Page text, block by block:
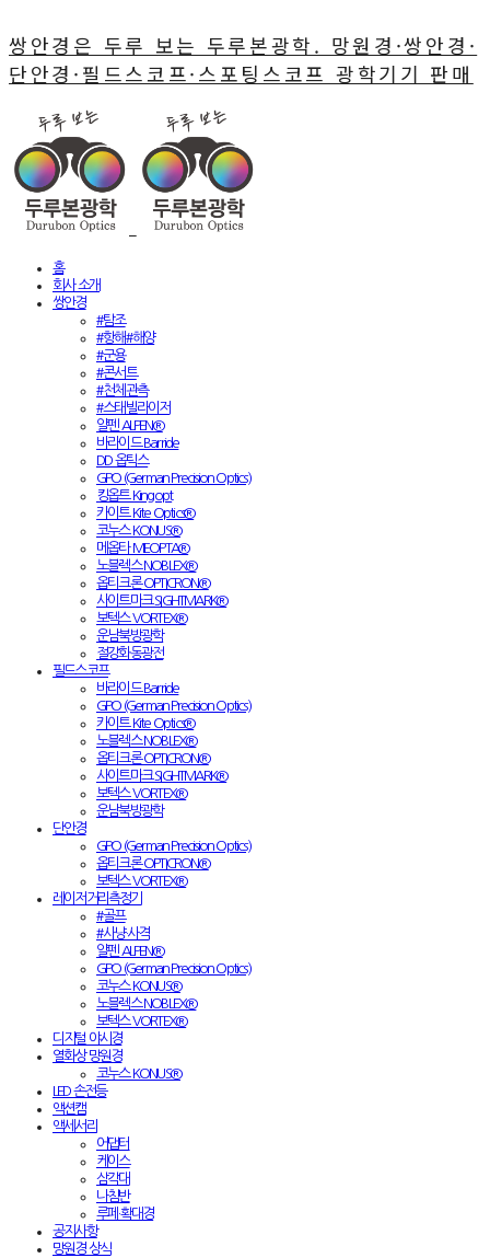
쌍안경은 두루 보는 두루본광학. 망원경·쌍안경·
단안경·필드스코프·스포팅스코프 광학기기 판매
홈
회사 소개
쌍안경
#탐조
#항해#해양
#군용
#콘서트
#천체관측
#스태빌라이저
알펜 ALPEN®
바라이드 Barride
DD 옵틱스
GPO (German Precision Optics)
킹옵트 Kingopt
카이트 Kite Optics®
코누스 KONUS®
메옵타 MEOPTA®
노블렉스 NOBLEX®
옵티크론 OPTICRON®
사이트마크 SIGHTMARK®
보텍스 VORTEX®
운남북방광학
절강화동광전
필드스코프
바라이드 Barride
GPO (German Precision Optics)
카이트 Kite Optics®
노블렉스 NOBLEX®
옵티크론 OPTICRON®
사이트마크 SIGHTMARK®
보텍스 VORTEX®
운남북방광학
단안경
GPO (German Precision Optics)
옵티크론 OPTICRON®
보텍스 VORTEX®
레이저거리측정기
#골프
#사냥·사격
알펜 ALPEN®
GPO (German Precision Optics)
코누스 KONUS®
노블렉스 NOBLEX®
보텍스 VORTEX®
디지털 야시경
열화상 망원경
코누스 KONUS®
LED 손전등
액션캠
액세서리
어댑터
케이스
삼각대
나침반
루페·확대경
공지사항
망원경 상식